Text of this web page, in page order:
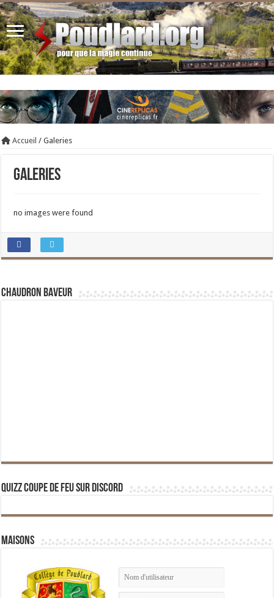
Accueil / Galeries
Galeries
no images were found
Chaudron Baveur
Quizz Coupe de Feu sur Discord
Maisons